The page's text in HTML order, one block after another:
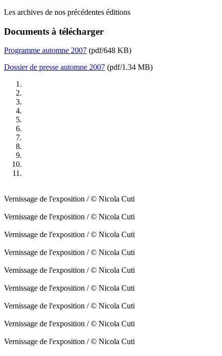
Les archives de nos précédentes éditions
Documents à télécharger
Programme automne 2007 (pdf/648 KB)
Dossier de presse automne 2007 (pdf/1.34 MB)
Vernissage de l'exposition / © Nicola Cuti
Vernissage de l'exposition / © Nicola Cuti
Vernissage de l'exposition / © Nicola Cuti
Vernissage de l'exposition / © Nicola Cuti
Vernissage de l'exposition / © Nicola Cuti
Vernissage de l'exposition / © Nicola Cuti
Vernissage de l'exposition / © Nicola Cuti
Vernissage de l'exposition / © Nicola Cuti
Vernissage de l'exposition / © Nicola Cuti